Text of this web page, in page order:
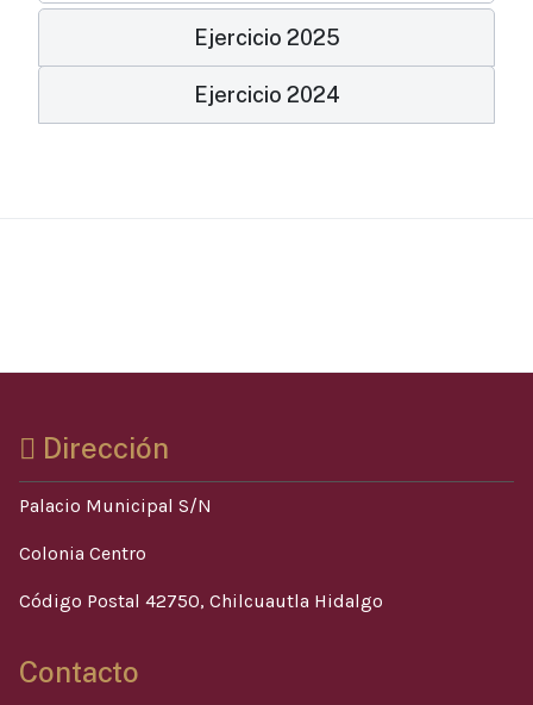
Ejercicio 2025
Ejercicio 2024
Dirección
Palacio Municipal S/N
Colonia Centro
Código Postal 42750, Chilcuautla Hidalgo
Contacto